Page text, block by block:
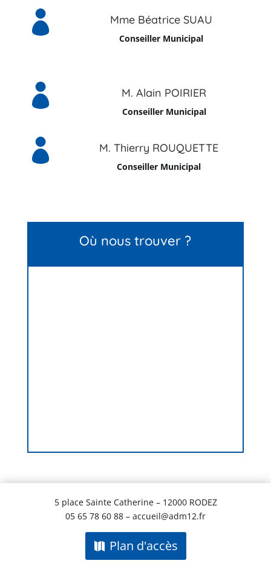
 Mme Béatrice SUAU
Conseiller Municipal
 M. Alain POIRIER
Conseiller Municipal
 M. Thierry ROUQUETTE
Conseiller Municipal
Où nous trouver ?
5 place Sainte Catherine – 12000 RODEZ
05 65 78 60 88 – accueil@adm12.fr
Plan d'accès